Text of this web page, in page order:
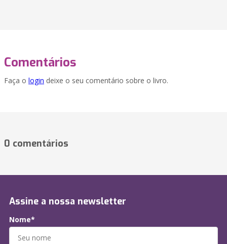
Comentários
Faça o login deixe o seu comentário sobre o livro.
0 comentários
Assine a nossa newsletter
Nome*